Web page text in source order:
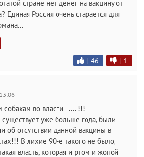
стране нет денег на вакцину от
Единая Россия очень старается для
| 46 | 1
во власти - .... !!!
уже больше года, были
об отсутствии данной вакцины в
В лихие 90-е такого не было,
власть, которая и ртом и жопой